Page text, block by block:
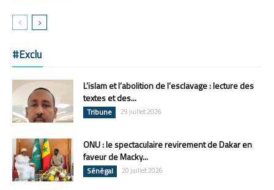
#Exclu
L’islam et l’abolition de l’esclavage : lecture des
textes et des...
Tribune 29 juillet 2026
ONU : le spectaculaire revirement de Dakar en
faveur de Macky...
Sénégal 20 juillet 2026